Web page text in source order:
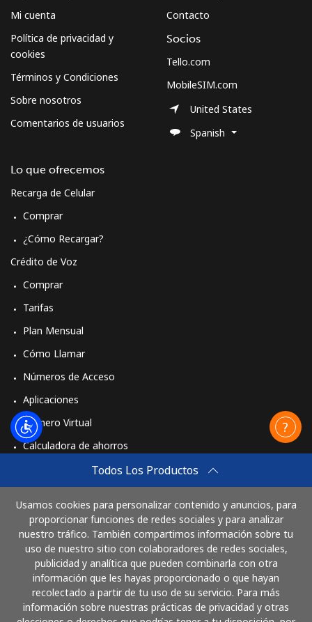
Todos Los Productos
Usamos cookies para personalizar contenido y anuncios, para
proporcionar funciones de redes sociales y para analizar
nuestro tráfico. También compartimos información sobre tu
uso de nuestro sitio con colaboradores de redes sociales,
publicidad y analítica que pueden combinarla con otra
información que les hayas proporcionado o que hayan
recolectado a partir de tu uso de su servicio. Para más
información sobre nuestras prácticas de privacidad y otras
Mi cuenta
Política de privacidad y
cookies
Términos y Condiciones
Sobre nosotros
Comentarios de usuarios
Lo que ofrecemos
Recarga de Celular
Comprar
¿Cómo Recargar?
Crédito de Voz
Comprar
Tarifas
Plan Mensual
Cómo Llamar
Números de Acceso
Aplicaciones
Número Virtual
Calculadora de ahorros
Cómo funciona
Contacto
Socios
Tello.com
MobileSIM.com
United States
Spanish
Paga con